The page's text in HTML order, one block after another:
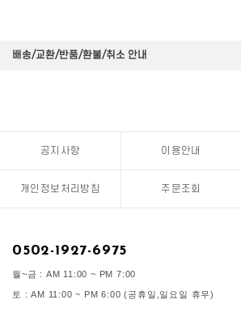
배송/교환/반품/환불/취소 안내
공지사항 이용안내
개인정보처리방침 주문조회
0502-1927-6975
월~금 : AM 11:00 ~ PM 7:00
토 : AM 11:00 ~ PM 6:00 (공휴일,일요일 휴무)